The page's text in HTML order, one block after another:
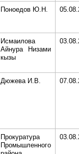
Поноедов Ю.Н.
Исмаилова
Айнура Низами
кызы
Дюжева И.В.
Прокуратура
Промышленного